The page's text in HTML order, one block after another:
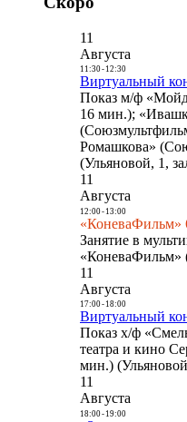
11
Августа
11:30- 12:30
Виртуальный
Показ м/ф
16 мин.);
Ромашкова»
(Ульяновой, 1,
11
Августа
12:00- 13:00
«КоневаФильм»
Занятие в
«КоневаФильм»
11
Августа
17:00- 18:00
Виртуальный
Показ х/ф
театра и кино
мин.)
11
Августа
18:00- 19:00